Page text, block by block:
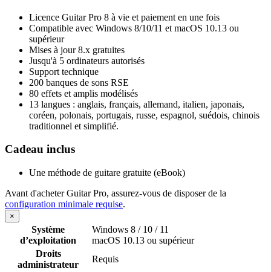
Licence Guitar Pro 8 à vie et paiement en une fois
Compatible avec Windows 8/10/11 et macOS 10.13 ou
supérieur
Mises à jour 8.x gratuites
Jusqu'à 5 ordinateurs autorisés
Support technique
200 banques de sons RSE
80 effets et amplis modélisés
13 langues : anglais, français, allemand, italien, japonais,
coréen, polonais, portugais, russe, espagnol, suédois, chinois
traditionnel et simplifié.
Cadeau inclus
Une méthode de guitare gratuite (eBook)
Avant d'acheter Guitar Pro, assurez-vous de disposer de la
configuration minimale requise.
×
Système
d’exploitation
Windows 8 / 10 / 11
macOS 10.13 ou supérieur
Droits
administrateur
Requis